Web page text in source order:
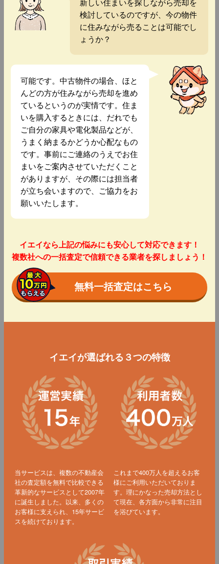
検討しているのですが、今の物件
に住みながら売ることは可能でし
ょうか？
可能です。中古物件の場合、ほと
んどの方が住みながら売却を進め
ているというのが実情です。住ま
いを購入するときには、だれでも
ご自分の家具や電化製品などが、
うまく納まるかどうか心配なもの
です。事前にご連絡のうえでお住
まいをご案内させていただくこと
がありますが、その際には担当者
が立ち会いますので、ご協力をお
願いいたします。
イエイなら上記の悩みにも安心して対応できます！
複数社への一括査定で信頼できる業者を探しましょう！
無料一括査定はこちら
イエイが選ばれる３つの特徴
当サービスは、複数の不動産会
社の査定額を無料で比較できる
革新的なサービスとして2007年
に誕生しました。以来、多くの
お客様に支えられ、15年サービ
スを続けております。
これまで400万人を超えるお客
様にご利用いただいておりま
す。理にかなった売却方法とし
て現在、各方面から非常に注目
を浴びています。